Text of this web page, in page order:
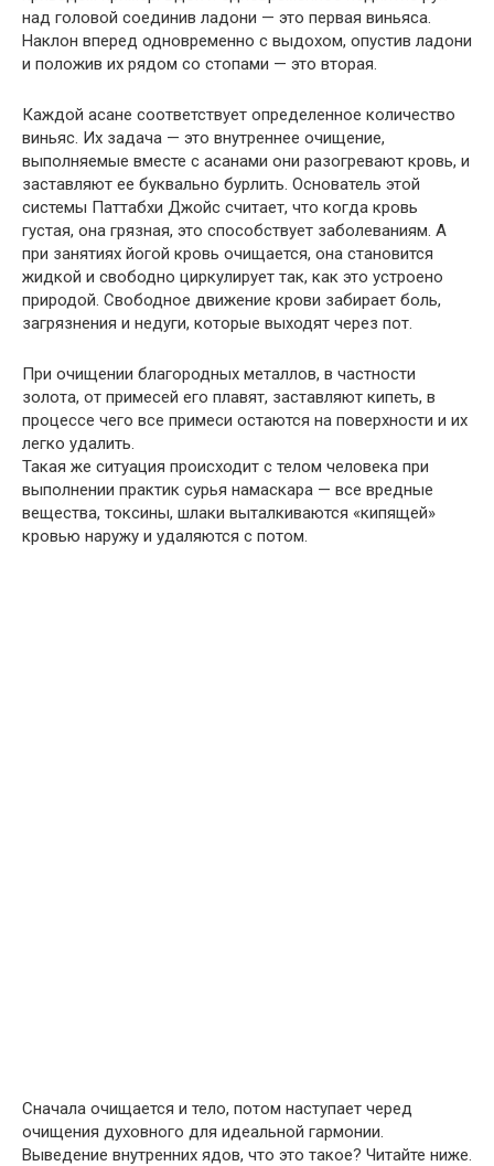
над головой соединив ладони — это первая виньяса.
Наклон вперед одновременно с выдохом, опустив ладони
и положив их рядом со стопами — это вторая.
Каждой асане соответствует определенное количество
виньяс. Их задача — это внутреннее очищение,
выполняемые вместе с асанами они разогревают кровь, и
заставляют ее буквально бурлить. Основатель этой
системы Паттабхи Джойс считает, что когда кровь
густая, она грязная, это способствует заболеваниям. А
при занятиях йогой кровь очищается, она становится
жидкой и свободно циркулирует так, как это устроено
природой. Свободное движение крови забирает боль,
загрязнения и недуги, которые выходят через пот.
При очищении благородных металлов, в частности
золота, от примесей его плавят, заставляют кипеть, в
процессе чего все примеси остаются на поверхности и их
легко удалить.
Такая же ситуация происходит с телом человека при
выполнении практик сурья намаскара — все вредные
вещества, токсины, шлаки выталкиваются «кипящей»
кровью наружу и удаляются с потом.
Сначала очищается и тело, потом наступает черед
очищения духовного для идеальной гармонии.
Выведение внутренних ядов, что это такое? Читайте ниже.